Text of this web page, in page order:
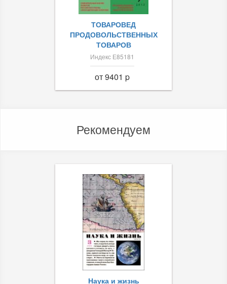
ТОВАРОВЕД
ПРОДОВОЛЬСТВЕННЫХ
ТОВАРОВ
Индекс Е85181
от 9401 p
Рекомендуем
Наука и жизнь